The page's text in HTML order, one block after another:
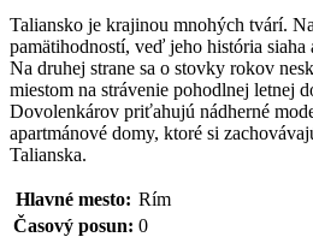
Taliansko je krajinou mnohých tvárí.
pamätihodností, veď jeho história siaha
Na druhej strane sa o stovky rokov
miestom na strávenie pohodlnej letnej
Dovolenkárov priťahujú nádherné
apartmánové domy, ktoré si
Talianska.
Hlavné mesto: Rím
Časový posun: 0